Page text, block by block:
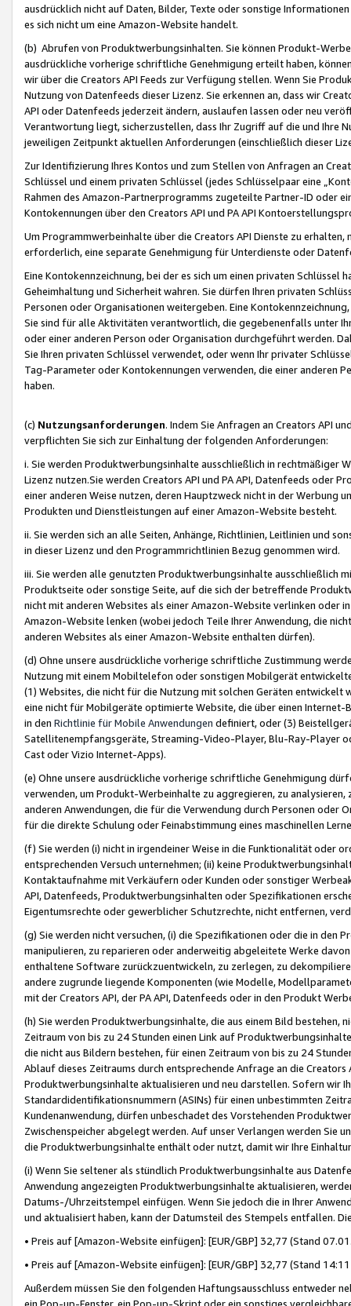
ausdrücklich nicht auf Daten, Bilder, Texte oder sonstige
es sich nicht um eine Amazon-Website handelt.
(b) Abrufen von Produktwerbungsinhalten. Sie können Produkt-
ausdrückliche vorherige schriftliche Genehmigung erteilt haben,
wir über die Creators API Feeds zur Verfügung stellen. Wenn Sie
Nutzung von Datenfeeds dieser Lizenz. Sie erkennen an, dass wir
API oder Datenfeeds jederzeit ändern, auslaufen lassen oder neu
Verantwortung liegt, sicherzustellen, dass Ihr Zugriff auf die und Ihre
jeweiligen Zeitpunkt aktuellen Anforderungen (einschließlich dieser
Zur Identifizierung Ihres Kontos und zum Stellen von Anfragen an
Schlüssel und einem privaten Schlüssel (jedes Schlüsselpaar eine
Rahmen des Amazon-Partnerprogramms zugeteilte Partner-ID oder
Kontokennungen über den Creators API und PA API
Um Programmwerbeinhalte über die Creators API Dienste zu
erforderlich, eine separate Genehmigung für Unterdienste oder
Eine Kontokennzeichnung, bei der es sich um einen privaten
Geheimhaltung und Sicherheit wahren. Sie dürfen Ihren privaten
Personen oder Organisationen weitergeben. Eine
Sie sind für alle Aktivitäten verantwortlich, die gegebenenfalls unter
oder einer anderen Person oder Organisation durchgeführt werden.
Sie Ihren privaten Schlüssel verwendet, oder wenn Ihr privater
Tag-Parameter oder Kontokennungen verwenden, die einer anderen
haben.
(c) Nutzungsanforderungen. Indem Sie Anfragen an Creators API
verpflichten Sie sich zur Einhaltung der folgenden Anforderungen:
i. Sie werden Produktwerbungsinhalte ausschließlich in rechtmäßiger
Lizenz nutzen.Sie werden Creators API und PA API, Datenfeeds oder
einer anderen Weise nutzen, deren Hauptzweck nicht in der Werbung
Produkten und Dienstleistungen auf einer Amazon-Website besteht.
ii. Sie werden sich an alle Seiten, Anhänge, Richtlinien, Leitlinien und
in dieser Lizenz und den Programmrichtlinien Bezug genommen wird.
iii. Sie werden alle genutzten Produktwerbungsinhalte ausschließlich
Produktseite oder sonstige Seite, auf die sich der betreffende
nicht mit anderen Websites als einer Amazon-Website verlinken oder
Amazon-Website lenken (wobei jedoch Teile Ihrer Anwendung, die
anderen Websites als einer Amazon-Website enthalten dürfen).
(d) Ohne unsere ausdrückliche vorherige schriftliche Zustimmung
Nutzung mit einem Mobiltelefon oder sonstigen Mobilgerät
(1) Websites, die nicht für die Nutzung mit solchen Geräten
eine nicht für Mobilgeräte optimierte Website, die über einen
in den Richtlinie für Mobile Anwendungen definiert, oder (3)
Satellitenempfangsgeräte, Streaming-Video-Player, Blu-Ray-Player
Cast oder Vizio Internet-Apps).
(e) Ohne unsere ausdrückliche vorherige schriftliche Genehmigung
verwenden, um Produkt-Werbeinhalte zu aggregieren, zu
anderen Anwendungen, die für die Verwendung durch Personen
für die direkte Schulung oder Feinabstimmung eines maschinellen
(f) Sie werden (i) nicht in irgendeiner Weise in die Funktionalität oder
entsprechenden Versuch unternehmen; (ii) keine
Kontaktaufnahme mit Verkäufern oder Kunden oder sonstiger
API, Datenfeeds, Produktwerbungsinhalten oder Spezifikationen
Eigentumsrechte oder gewerblicher Schutzrechte, nicht entfernen,
(g) Sie werden nicht versuchen, (i) die Spezifikationen oder die in
manipulieren, zu reparieren oder anderweitig abgeleitete Werke
enthaltene Software zurückzuentwickeln, zu zerlegen, zu
andere zugrunde liegende Komponenten (wie Modelle,
mit der Creators API, der PA API, Datenfeeds oder in den Produkt
(h) Sie werden Produktwerbungsinhalte, die aus einem Bild bestehen,
Zeitraum von bis zu 24 Stunden einen Link auf
die nicht aus Bildern bestehen, für einen Zeitraum von bis zu 24
Ablauf dieses Zeitraums durch entsprechende Anfrage an die
Produktwerbungsinhalte aktualisieren und neu darstellen. Sofern wir
Standardidentifikationsnummern (ASINs) für einen unbestimmten
Kundenanwendung, dürfen unbeschadet des Vorstehenden
Zwischenspeicher abgelegt werden. Auf unser Verlangen werden Sie
die Produktwerbungsinhalte enthält oder nutzt, damit wir Ihre
(i) Wenn Sie seltener als stündlich Produktwerbungsinhalte aus
Anwendung angezeigten Produktwerbungsinhalte aktualisieren,
Datums-/Uhrzeitstempel einfügen. Wenn Sie jedoch die in Ihrer
und aktualisiert haben, kann der Datumsteil des Stempels entfallen.
• Preis auf [Amazon-Website einfügen]: [EUR/GBP] 32,77 (Stand
• Preis auf [Amazon-Website einfügen]: [EUR/GBP] 32,77 (Stand
Außerdem müssen Sie den folgenden Haftungsausschluss entweder
ein Pop-up-Fenster, ein Pop-up-Skript oder ein sonstiges